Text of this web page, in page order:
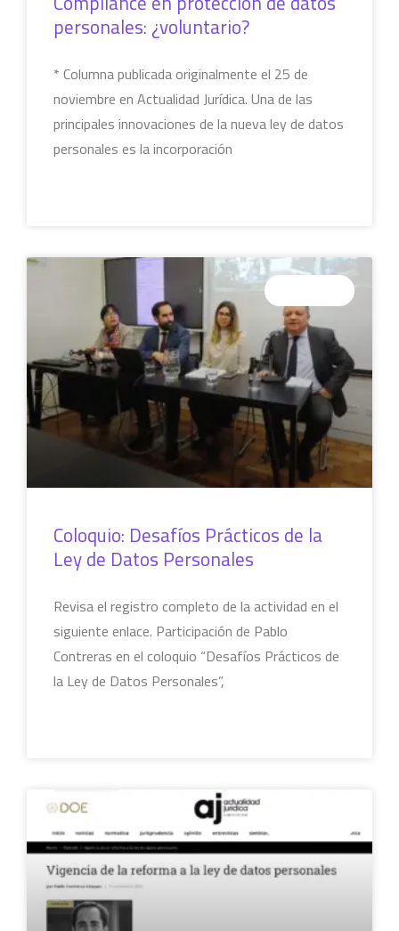
personales: ¿voluntario?
* Columna publicada originalmente el 25 de
noviembre en Actualidad Jurídica. Una de las
principales innovaciones de la nueva ley de datos
personales es la incorporación
Coloquio: Desafíos Prácticos de la
Ley de Datos Personales
Revisa el registro completo de la actividad en el
siguiente enlace. Participación de Pablo
Contreras en el coloquio “Desafíos Prácticos de
la Ley de Datos Personales”,